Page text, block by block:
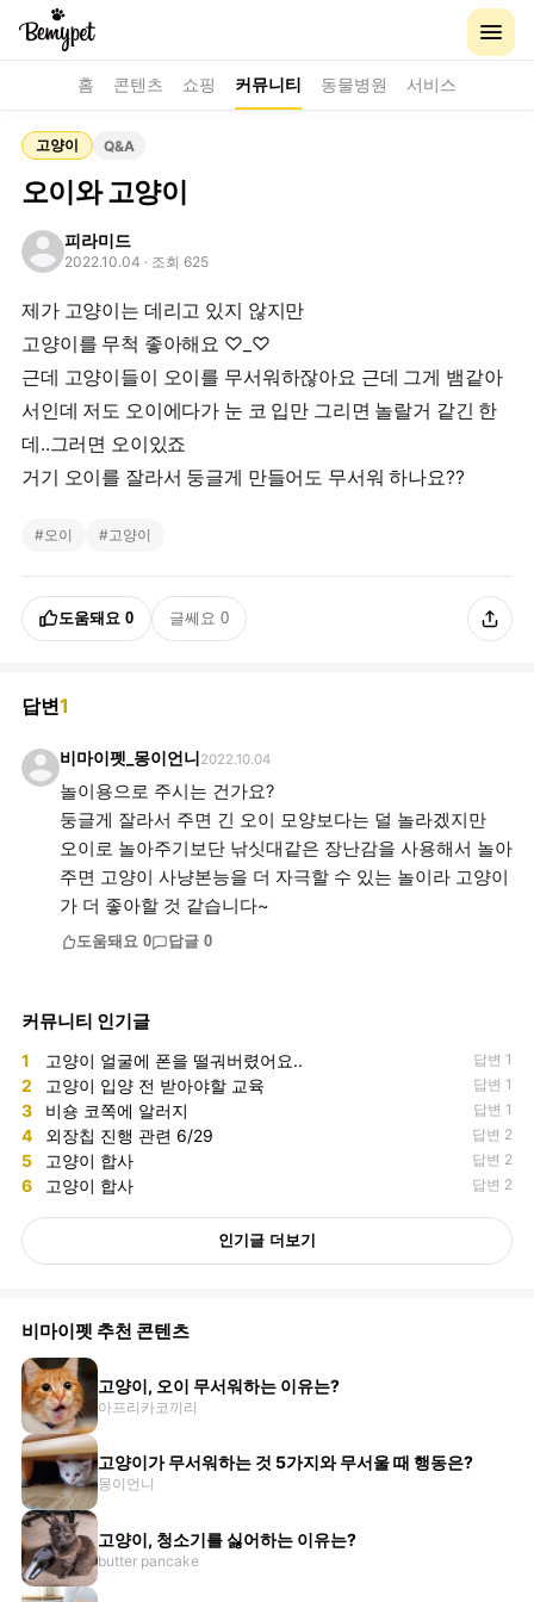
홈 콘텐츠 쇼핑 커뮤니티 동물병원 서비스
고양이 Q&A
오이와 고양이
피라미드
2022.10.04 · 조회 625
제가 고양이는 데리고 있지 않지만
고양이를 무척 좋아해요 ♡_♡
근데 고양이들이 오이를 무서워하잖아요 근데 그게 뱀같아
서인데 저도 오이에다가 눈 코 입만 그리면 놀랄거 같긴 한
데..그러면 오이있죠
거기 오이를 잘라서 둥글게 만들어도 무서워 하나요??
# 오이 # 고양이
도움돼요 0 글쎄요 0
답변1
비마이펫_몽이언니 2022.10.04
놀이용으로 주시는 건가요?
둥글게 잘라서 주면 긴 오이 모양보다는 덜 놀라겠지만
오이로 놀아주기보단 낚싯대같은 장난감을 사용해서 놀아
주면 고양이 사냥본능을 더 자극할 수 있는 놀이라 고양이
가 더 좋아할 것 같습니다~
도움돼요 0 답글 0
커뮤니티 인기글
1 고양이 얼굴에 폰을 떨궈버렸어요.. 답변 1
2 고양이 입양 전 받아야할 교육 답변 1
3 비숑 코쪽에 알러지 답변 1
4 외장칩 진행 관련 6/29 답변 2
5 고양이 합사 답변 2
6 고양이 합사 답변 2
인기글 더보기
비마이펫 추천 콘텐츠
고양이, 오이 무서워하는 이유는?
아프리카코끼리
고양이가 무서워하는 것 5가지와 무서울 때 행동은?
몽이언니
고양이, 청소기를 싫어하는 이유는?
butter pancake